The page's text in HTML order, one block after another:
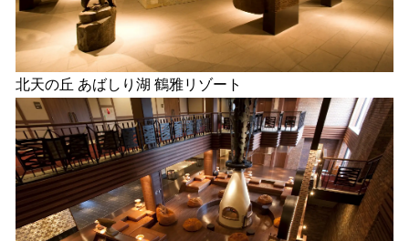
北天の丘 あばしり湖 鶴雅リゾート